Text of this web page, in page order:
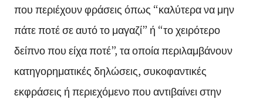
που περιέχουν φράσεις όπως “καλύτερα να μην
πάτε ποτέ σε αυτό το μαγαζί” ή “το χειρότερο
δείπνο που είχα ποτέ”, τα οποία περιλαμβάνουν
κατηγορηματικές δηλώσεις, συκοφαντικές
εκφράσεις ή περιεχόμενο που αντιβαίνει στην